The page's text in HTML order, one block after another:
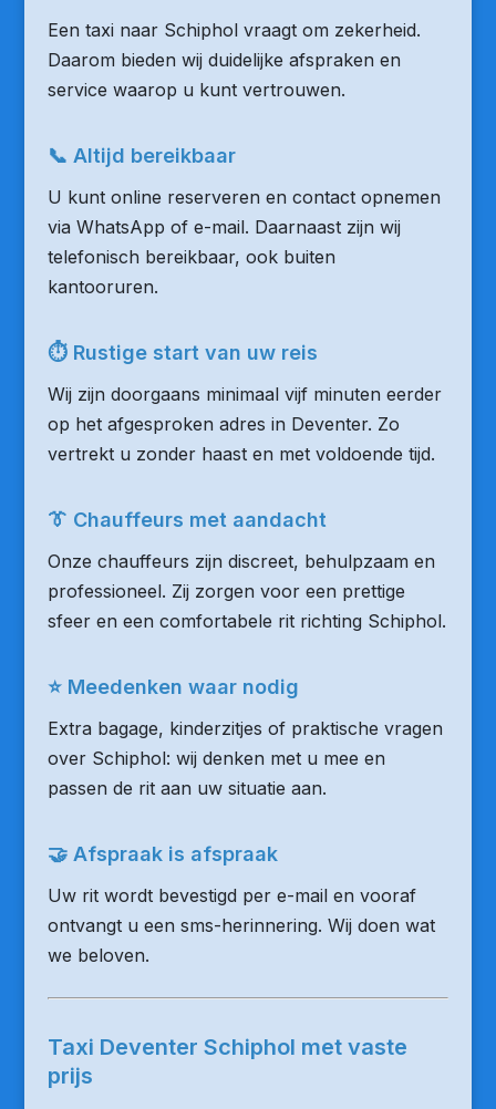
Een taxi naar Schiphol vraagt om zekerheid.
Daarom bieden wij duidelijke afspraken en
service waarop u kunt vertrouwen.
📞 Altijd bereikbaar
U kunt online reserveren en contact opnemen
via WhatsApp of e-mail. Daarnaast zijn wij
telefonisch bereikbaar, ook buiten
kantooruren.
⏱ Rustige start van uw reis
Wij zijn doorgaans minimaal vijf minuten eerder
op het afgesproken adres in Deventer. Zo
vertrekt u zonder haast en met voldoende tijd.
👔 Chauffeurs met aandacht
Onze chauffeurs zijn discreet, behulpzaam en
professioneel. Zij zorgen voor een prettige
sfeer en een comfortabele rit richting Schiphol.
⭐ Meedenken waar nodig
Extra bagage, kinderzitjes of praktische vragen
over Schiphol: wij denken met u mee en
passen de rit aan uw situatie aan.
🤝 Afspraak is afspraak
Uw rit wordt bevestigd per e-mail en vooraf
ontvangt u een sms-herinnering. Wij doen wat
we beloven.
Taxi Deventer Schiphol met vaste
prijs